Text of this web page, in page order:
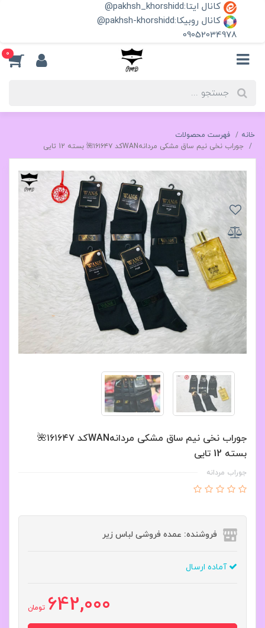
کانال ایتا:pakhsh_khorshidd@
کانال روبیکا:pakhsh-khorshidd@
09052034978
0
خانه
فهرست محصولات
جوراب نخی نیم ساق مشکی مردانهWANکد ۱۶۱۶۴۷🌺 بسته 12 تایی
جوراب نخی نیم ساق مشکی مردانهWANکد ۱۶۱۶۴۷🌺
بسته 12 تایی
جوراب مردانه
فروشنده: عمده فروشی لباس زیر
آماده ارسال
642,000 تومان